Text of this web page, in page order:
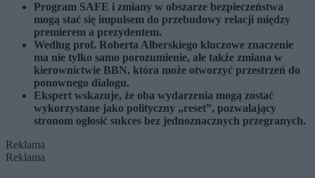
Program SAFE i zmiany w obszarze bezpieczeństwa
mogą stać się impulsem do przebudowy relacji między
premierem a prezydentem.
Według prof. Roberta Alberskiego kluczowe znaczenie
ma nie tylko samo porozumienie, ale także zmiana w
kierownictwie BBN, która może otworzyć przestrzeń do
ponownego dialogu.
Ekspert wskazuje, że oba wydarzenia mogą zostać
wykorzystane jako polityczny „reset”, pozwalający
stronom ogłosić sukces bez jednoznacznych przegranych.
Reklama
Reklama